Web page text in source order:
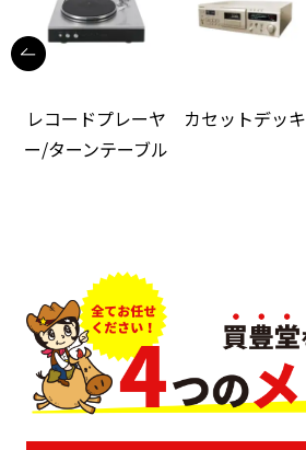
レコードプレーヤ
ー/ターンテーブル
カセットデッキ